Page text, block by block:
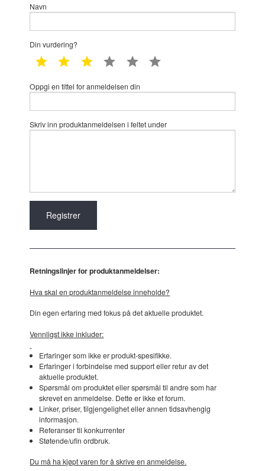
Navn
Din vurdering?
1 star 2 star 3 star 4 star 5 star
Oppgi en tittel for anmeldelsen din
Skriv inn produktanmeldelsen i feltet under
Retningslinjer for produktanmeldelser:
Hva skal en produktanmeldelse inneholde?
Din egen erfaring med fokus på det aktuelle produktet.
Vennligst ikke inkluder:
Erfaringer som ikke er produkt-spesifikke.
Erfaringer i forbindelse med support eller retur av det
aktuelle produktet.
Spørsmål om produktet eller spørsmål til andre som har
skrevet en anmeldelse. Dette er ikke et forum.
Linker, priser, tilgjengelighet eller annen tidsavhengig
informasjon.
Referanser til konkurrenter
Støtende/ufin ordbruk.
Du må ha kjøpt varen for å skrive en anmeldelse.